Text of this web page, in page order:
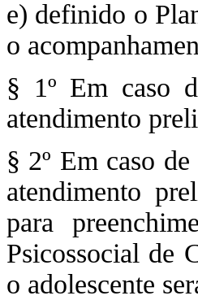
e) definido o
o
§ 1º Em caso
atendimento
§ 2º Em caso
atendimento
para
Psicossocial de
o adolescente